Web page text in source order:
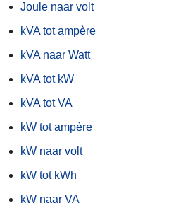
Joule naar volt
kVA tot ampère
kVA naar Watt
kVA tot kW
kVA tot VA
kW tot ampère
kW naar volt
kW tot kWh
kW naar VA